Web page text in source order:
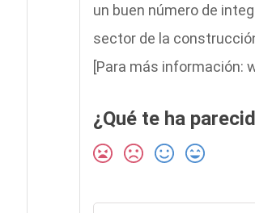
un buen número de
sector de la
[Para más información:
¿Qué te ha